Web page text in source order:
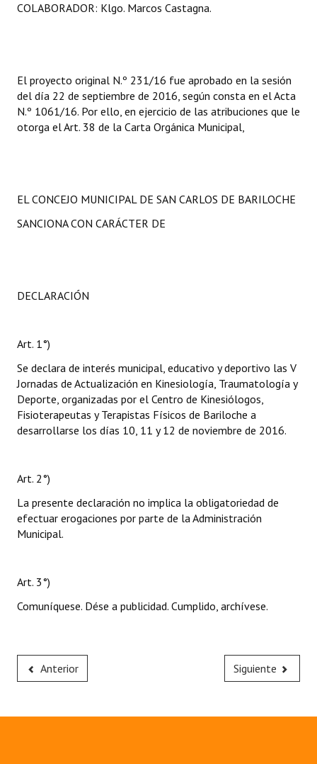
Bariloche, Municipio intercultural
REFORMA DE LA CARTA ORGÁNICA
COLABORADOR: Klgo. Marcos Castagna.
El proyecto original N.º 231/16 fue aprobado en la sesión
del día 22 de septiembre de 2016, según consta en el Acta
N.º 1061/16. Por ello, en ejercicio de las atribuciones que le
otorga el Art. 38 de la Carta Orgánica Municipal,
EL CONCEJO MUNICIPAL DE SAN CARLOS DE BARILOCHE
SANCIONA CON CARÁCTER DE
DECLARACIÓN
Art. 1°)
Se declara de interés municipal, educativo y deportivo las V
Jornadas de Actualización en Kinesiología, Traumatología y
Deporte, organizadas por el Centro de Kinesiólogos,
Fisioterapeutas y Terapistas Físicos de Bariloche a
desarrollarse los días 10, 11 y 12 de noviembre de 2016.
Art. 2°)
La presente declaración no implica la obligatoriedad de
efectuar erogaciones por parte de la Administración
Municipal.
Art. 3°)
Comuníquese. Dése a publicidad. Cumplido, archívese.
Anterior Siguiente